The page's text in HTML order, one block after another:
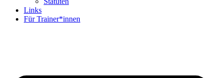
Links
Für Trainer*innen